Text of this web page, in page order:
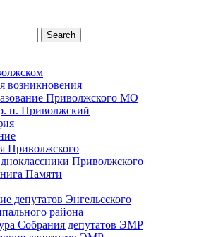
возникновения
Приволжского МО
п. Приволжский
Приволжского
Приволжского
Памяти
депутатов Энгельсского
района
Собрания депутатов ЭМР